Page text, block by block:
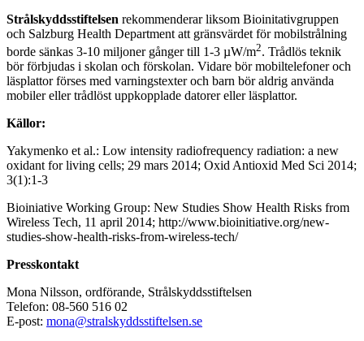
Strålskyddsstiftelsen rekommenderar liksom Bioinitativgruppen
och Salzburg Health Department att gränsvärdet för mobilstrålning
borde sänkas 3-10 miljoner gånger till 1-3 µW/m2. Trådlös teknik
bör förbjudas i skolan och förskolan. Vidare bör mobiltelefoner och
läsplattor förses med varningstexter och barn bör aldrig använda
mobiler eller trådlöst uppkopplade datorer eller läsplattor.
Källor:
Yakymenko et al.: Low intensity radiofrequency radiation: a new
oxidant for living cells; 29 mars 2014; Oxid Antioxid Med Sci 2014;
3(1):1-3
Bioiniative Working Group: New Studies Show Health Risks from
Wireless Tech, 11 april 2014; http://www.bioinitiative.org/new-
studies-show-health-risks-from-wireless-tech/
Presskontakt
Mona Nilsson, ordförande, Strålskyddsstiftelsen
Telefon: 08-560 516 02
E-post: mona@stralskyddsstiftelsen.se